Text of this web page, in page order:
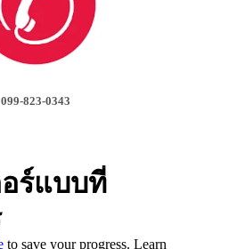
099-823-0343